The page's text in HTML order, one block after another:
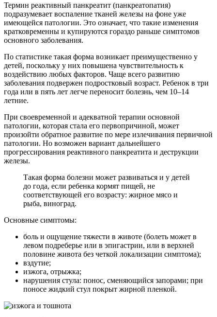
Термин реактивный панкреатит (панкреатопатия)
подразумевает воспаление тканей железы на фоне уже
имеющейся патологии. Это означает, что такие изменения
кратковременны и купируются гораздо раньше симптомов
основного заболевания.
По статистике такая форма возникает преимущественно у
детей, поскольку у них повышена чувствительность к
воздействию любых факторов. Чаще всего развитию
заболевания подвержен подростковый возраст. Ребенок в три
года или в пять лет легче переносит болезнь, чем 10–14
летние.
При своевременной и адекватной терапии основной
патологии, которая стала его первопричиной, может
произойти обратное развитие по мере излечивания первичной
патологии. Но возможен вариант дальнейшего
прогрессирования реактивного панкреатита и деструкции
железы.
Такая форма болезни может развиваться и у детей
до года, если ребенка кормят пищей, не
соответствующей его возрасту: жирное мясо и
рыба, виноград.
Основные симптомы:
боль и ощущение тяжести в животе (болеть может в
левом подреберье или в эпигастрии, или в верхней
половине живота без четкой локализации симптома);
вздутие;
изжога, отрыжка;
нарушения стула: понос, сменяющийся запорами; при
поносе жидкий стул покрыт жирной пленкой.